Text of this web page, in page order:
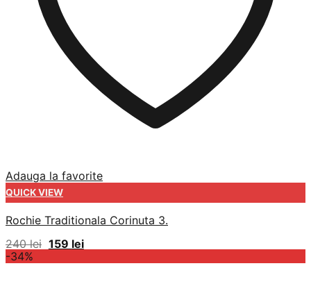
Adauga la favorite
QUICK VIEW
Rochie Traditionala Corinuta 3.
240lei Prețul
inițial
a
159 leiPrețul
curent
este:
-34%